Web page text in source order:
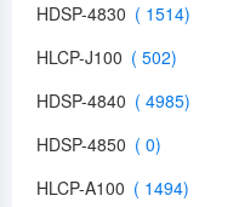
HDSP-4830
HLCP-J100
HDSP-4840
HDSP-4850
HLCP-A100